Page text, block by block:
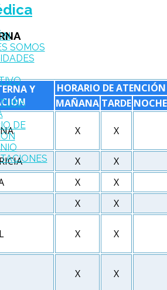
SOMOS
DE
Y
HORARIO DE ATENCIÓN
MAÑANA TARDE NOCHE
X X
X
X
X
X
X X
X X
X X